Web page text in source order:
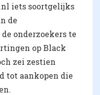
iets soortgelijks
de
onderzoekers te
op Black
zei zestien
tot aankopen die